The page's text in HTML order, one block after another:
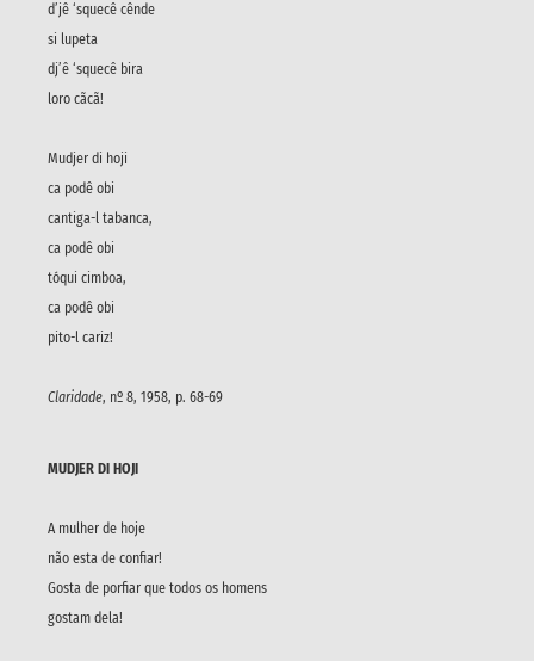
d’jê ‘squecê cênde
si lupeta
dj’ê ‘squecê bira
loro cãcã!
Mudjer di hoji
ca podê obi
cantiga-l tabanca,
ca podê obi
tóqui cimboa,
ca podê obi
pito-l cariz!
Claridade, nº 8, 1958, p. 68-69
MUDJER DI HOJI
A mulher de hoje
não esta de confiar!
Gosta de porfiar que todos os homens
gostam dela!